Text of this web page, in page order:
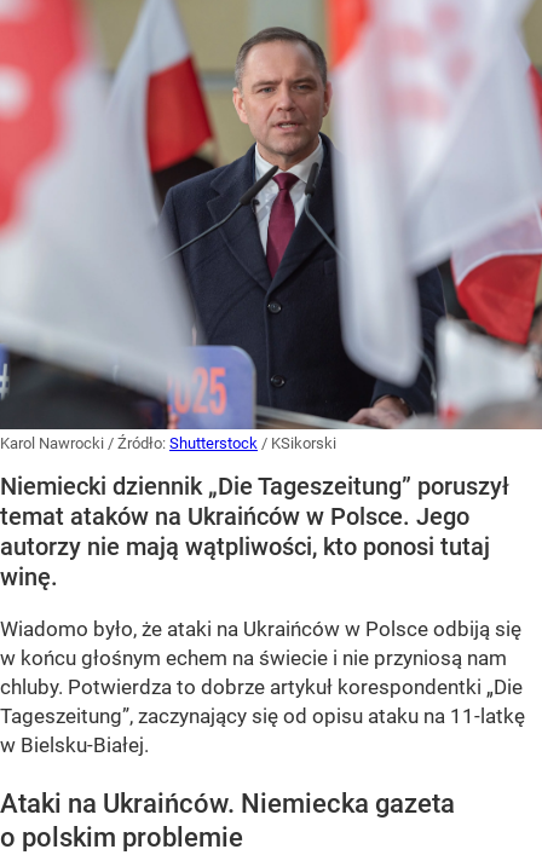
Karol Nawrocki / Źródło: Shutterstock / KSikorski
Niemiecki dziennik „Die Tageszeitung” poruszył
temat ataków na Ukraińców w Polsce. Jego
autorzy nie mają wątpliwości, kto ponosi tutaj
winę.
Wiadomo było, że ataki na Ukraińców w Polsce odbiją się
w końcu głośnym echem na świecie i nie przyniosą nam
chluby. Potwierdza to dobrze artykuł korespondentki „Die
Tageszeitung”, zaczynający się od opisu ataku na 11-latkę
w Bielsku-Białej.
Ataki na Ukraińców. Niemiecka gazeta
o polskim problemie